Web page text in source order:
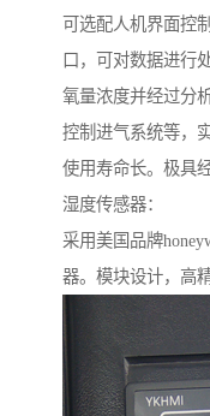
可选配人机界面控
口，可对数据进行
氧量浓度并经过分
控制进气系统等，
使用寿命长。极具
湿度传感器：
采用美国品牌
器。模块设计，高